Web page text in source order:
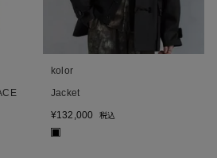
kolor
Jacket
¥132,000 税込
■